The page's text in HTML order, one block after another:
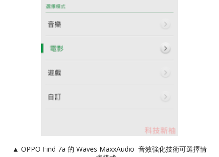
▲ OPPO Find 7a 的 Waves MaxxAudio 音效強化技術可選擇情